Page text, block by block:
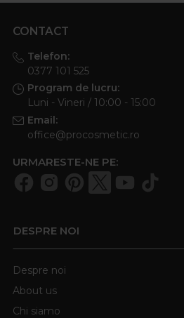
CONTACT
Telefon:
0377 101 525
Program de lucru:
Luni - Vineri / 10:00 - 15:00
Email:
office@procosmetic.ro
URMARESTE-NE PE:
DESPRE NOI
Despre noi
About us
Chi siamo